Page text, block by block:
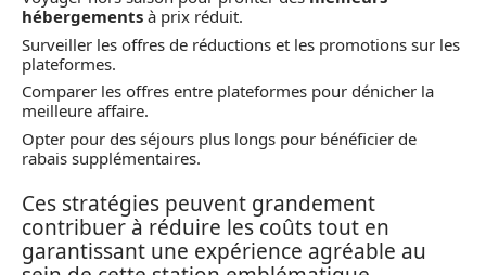
hébergements à prix réduit.
Surveiller les offres de réductions et les promotions sur les
plateformes.
Comparer les offres entre plateformes pour dénicher la
meilleure affaire.
Opter pour des séjours plus longs pour bénéficier de
rabais supplémentaires.
Ces stratégies peuvent grandement
contribuer à réduire les coûts tout en
garantissant une expérience agréable au